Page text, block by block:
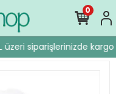
üzeri siparişlerinizde kargo
0